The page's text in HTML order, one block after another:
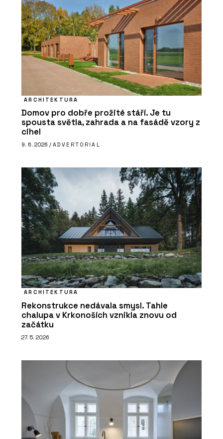
ARCHITEKTURA
Domov pro dobře prožité stáří. Je tu
spousta světla, zahrada a na fasádě vzory z
cihel
9. 6. 2026 / ADVERTORIAL
ARCHITEKTURA
Rekonstrukce nedávala smysl. Tahle
chalupa v Krkonoších vznikla znovu od
začátku
27. 5. 2026